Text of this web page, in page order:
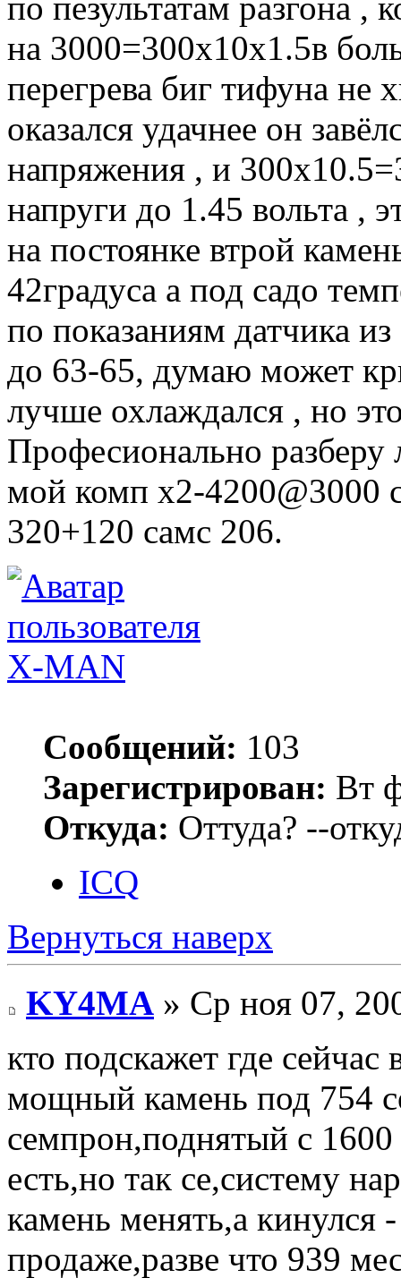
на 3000=300х10х1.5в
перегрева биг тифуна не
оказался удачнее он
напряжения , и
напруги до 1.45 вольта ,
на постоянке втрой
42градуса а под садо
по показаниям датчика
до 63-65, думаю может
лучше охлаждался , но
Професионально
мой комп х2-4200@3000
320+120 самс 206.
X-MAN
Сообщений: 103
Зарегистрирован: Вт
Откуда: Оттуда? --
ICQ
Вернуться наверх
KY4MA » Ср ноя 07,
кто подскажет где
мощный камень под 754
семпрон,поднятый с
есть,но так се,систему
камень менять,а кинулся
продаже,разве что 939